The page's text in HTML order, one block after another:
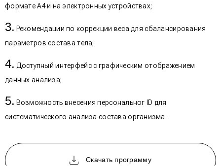
формате А4 и на электронных устройствах;
Рекомендации по коррекции веса для сбалансирования
параметров состава тела;
Доступный интерфейс с графическим отображением
данных анализа;
Возможность внесения персональног ID для
систематического анализа состава организма.
Скачать программу